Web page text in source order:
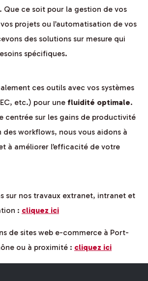
Que ce soit pour la gestion de vos
projets ou l’automatisation de vos
des solutions sur mesure qui
spécifiques.
ces outils avec vos systèmes
etc.) pour une fluidité optimale.
centrée sur les gains de productivité
workflows, nous vous aidons à
à améliorer l’efficacité de votre
sur nos travaux extranet, intranet et
: cliquez ici
de sites web e-commerce à Port-
ou à proximité : cliquez ici